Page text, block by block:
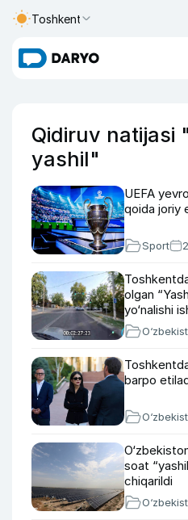
Toshkent
Qidiruv natijasi
yashil"
UEFA
qoida joriy
Sport
olgan
yo‘nalishi
barpo
soat
chiqarildi